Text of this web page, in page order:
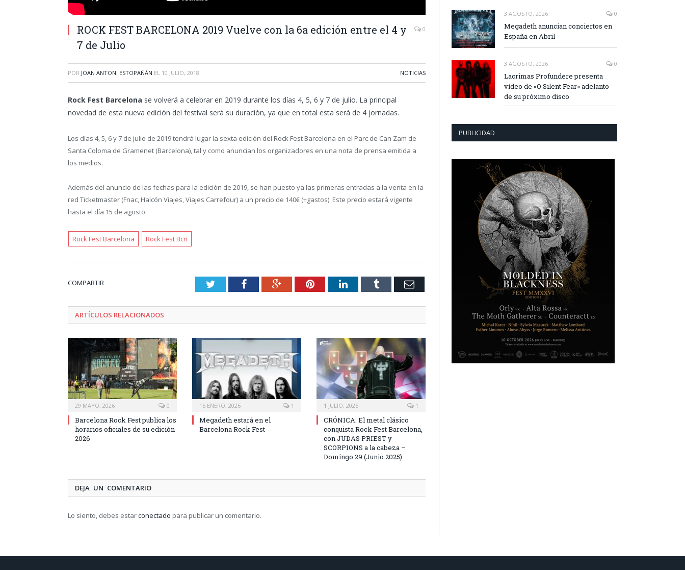
ROCK FEST BARCELONA 2019 Vuelve con la 6a edición entre el 4 y
7 de Julio
0
POR JOAN ANTONI ESTOPAÑÁN EL 10 JULIO, 2018 NOTICIAS
Rock Fest Barcelona se volverá a celebrar en 2019 durante los días 4, 5, 6 y 7 de julio. La principal
novedad de esta nueva edición del festival será su duración, ya que en total esta será de 4 jornadas.
Los días 4, 5, 6 y 7 de julio de 2019 tendrá lugar la sexta edición del Rock Fest Barcelona en el Parc de Can Zam de
Santa Coloma de Gramenet (Barcelona), tal y como anuncian los organizadores en una nota de prensa emitida a
los medios.
Además del anuncio de las fechas para la edición de 2019, se han puesto ya las primeras entradas a la venta en la
red Ticketmaster (Fnac, Halcón Viajes, Viajes Carrefour) a un precio de 140€ (+gastos). Este precio estará vigente
hasta el día 15 de agosto.
Rock Fest Barcelona Rock Fest Bcn
COMPARTIR TwitterFacebookGoogle+PinterestLinkedInTumblr Email
ARTÍCULOS RELACIONADOS
29 MAYO, 2026 0
Barcelona Rock Fest publica los
horarios oficiales de su edición
2026
15 ENERO, 2026 1
Megadeth estará en el
Barcelona Rock Fest
1 JULIO, 2025 1
CRÓNICA: El metal clásico
conquista Rock Fest Barcelona,
con JUDAS PRIEST y
SCORPIONS a la cabeza –
Domingo 29 (Junio 2025)
DEJA UN COMENTARIO
Lo siento, debes estarconectado para publicar un comentario.
3 AGOSTO, 2026 0
Megadeth anuncian conciertos en
España en Abril
3 AGOSTO, 2026 0
Lacrimas Profundere presenta
vídeo de «O Silent Fear» adelanto
de su próximo disco
PUBLICIDAD